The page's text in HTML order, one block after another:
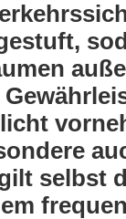
selbst